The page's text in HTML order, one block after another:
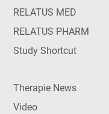
RELATUS MED
RELATUS PHARM
Study Shortcut
Therapie News
Video